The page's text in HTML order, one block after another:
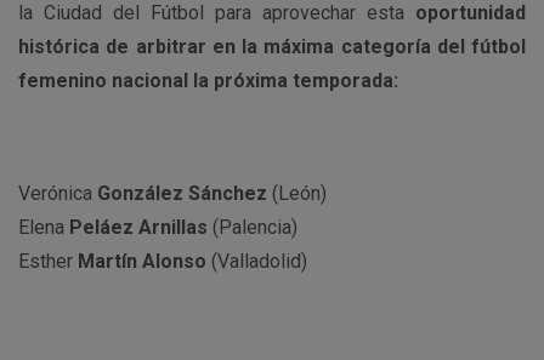
la Ciudad del Fútbol para aprovechar esta oportunidad
histórica de arbitrar en la máxima categoría del fútbol
femenino nacional la próxima temporada:
Verónica González Sánchez (León)
Elena Peláez Arnillas (Palencia)
Esther Martín Alonso (Valladolid)